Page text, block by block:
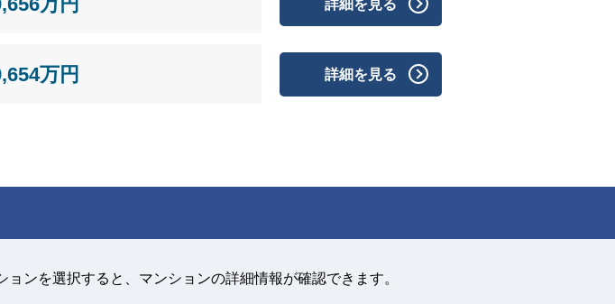
詳細を見る
万円 詳細を見る
ンを選択すると、マンションの詳細情報が確認できます。